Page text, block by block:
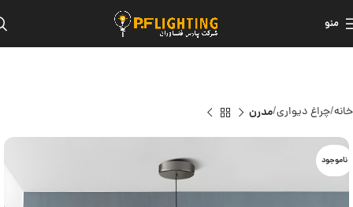
منو
خانه چراغ دیواری مدرن
ناموجود